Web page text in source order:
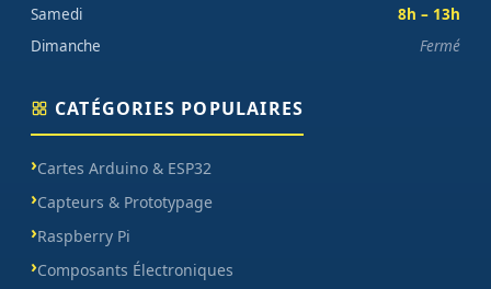
Samedi
8h – 13h
Dimanche
Fermé
CATÉGORIES POPULAIRES
Cartes Arduino & ESP32
Capteurs & Prototypage
Raspberry Pi
Composants Électroniques